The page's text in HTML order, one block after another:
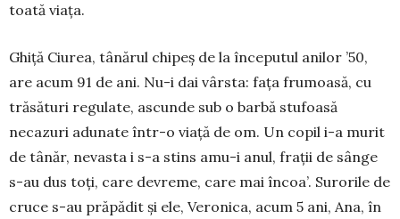
toată viața.
Ghiță Ciurea, tânărul chipeș de la începutul ani­lor ’50,
are acum 91 de ani. Nu-i dai vârsta: fața fru­moasă, cu
trăsături regulate, ascunde sub o barbă stufoasă
necazuri adunate într-o viață de om. Un copil i-a murit
de tânăr, nevasta i s-a stins amu-i anul, frații de sânge
s-au dus toți, care devreme, care mai încoa’. Surorile de
cruce s-au prăpădit și ele, Veronica, acum 5 ani, Ana, în